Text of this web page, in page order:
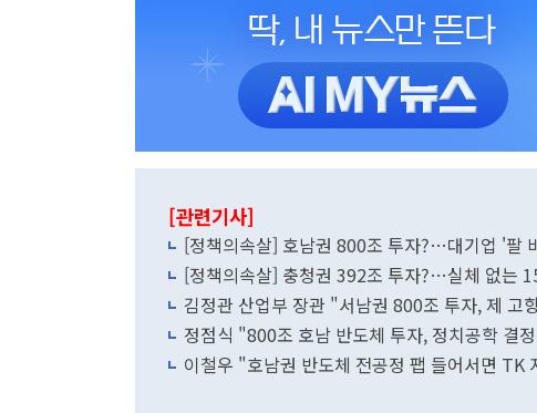
[관련기사]
[정책의속살] 호남권 800조 투자?…대기업 '팔
[정책의속살] 충청권 392조 투자?…실체 없는
김정관 산업부 장관 "서남권 800조 투자, 제 고
정점식 "800조 호남 반도체 투자, 정치공학 결
이철우 "호남권 반도체 전공정 팹 들어서면 TK